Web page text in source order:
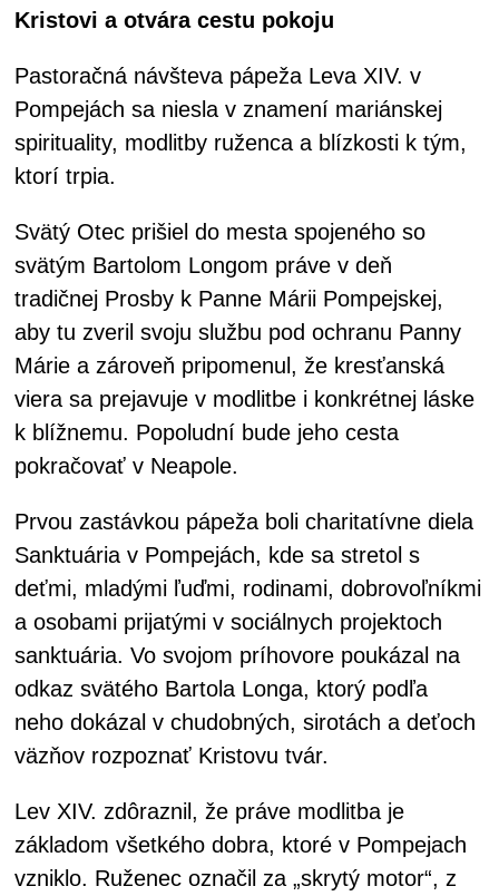
Kristovi a otvára cestu pokoju
Pastoračná návšteva pápeža Leva XIV. v
Pompejách sa niesla v znamení mariánskej
spirituality, modlitby ruženca a blízkosti k tým,
ktorí trpia.
Svätý Otec prišiel do mesta spojeného so
svätým Bartolom Longom práve v deň
tradičnej Prosby k Panne Márii Pompejskej,
aby tu zveril svoju službu pod ochranu Panny
Márie a zároveň pripomenul, že kresťanská
viera sa prejavuje v modlitbe i konkrétnej láske
k blížnemu. Popoludní bude jeho cesta
pokračovať v Neapole.
Prvou zastávkou pápeža boli charitatívne diela
Sanktuária v Pompejách, kde sa stretol s
deťmi, mladými ľuďmi, rodinami, dobrovoľníkmi
a osobami prijatými v sociálnych projektoch
sanktuária. Vo svojom príhovore poukázal na
odkaz svätého Bartola Longa, ktorý podľa
neho dokázal v chudobných, sirotách a deťoch
väzňov rozpoznať Kristovu tvár.
Lev XIV. zdôraznil, že práve modlitba je
základom všetkého dobra, ktoré v Pompejach
vzniklo. Ruženec označil za „skrytý motor“, z